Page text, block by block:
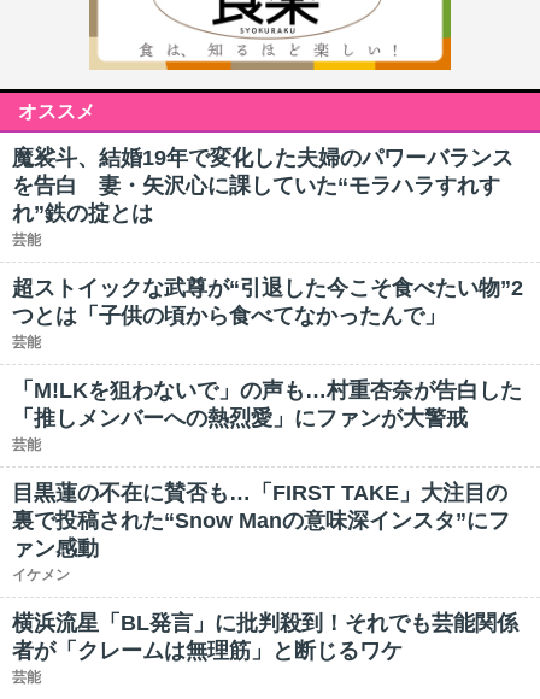
オススメ
魔裟斗、結婚19年で変化した夫婦のパワーバランス
を告白 妻・矢沢心に課していた“モラハラすれす
れ”鉄の掟とは
芸能
超ストイックな武尊が“引退した今こそ食べたい物”2
つとは「子供の頃から食べてなかったんで」
芸能
「M!LKを狙わないで」の声も…村重杏奈が告白した
「推しメンバーへの熱烈愛」にファンが大警戒
芸能
目黒蓮の不在に賛否も…「FIRST TAKE」大注目の
裏で投稿された“Snow Manの意味深インスタ”にフ
ァン感動
イケメン
横浜流星「BL発言」に批判殺到！それでも芸能関係
者が「クレームは無理筋」と断じるワケ
芸能